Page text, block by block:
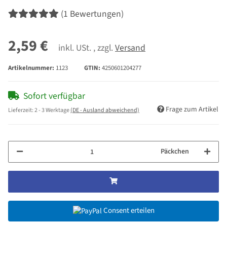
(1 Bewertungen)
2,59 € inkl. USt. , zzgl. Versand
Artikelnummer: 1123 GTIN: 4250601204277
Sofort verfügbar
Lieferzeit:2 - 3 Werktage(DE - Ausland abweichend) Frage zum Artikel
Päckchen
Consent erteilen